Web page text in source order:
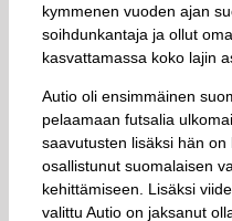
kymmenen vuoden ajan
soihdunkantaja ja ollut
kasvattamassa koko lajin
Autio oli ensimmäinen
pelaamaan futsalia
saavutusten lisäksi hän
osallistunut suomalaisen
kehittämiseen. Lisäksi
valittu Autio on jaksanut